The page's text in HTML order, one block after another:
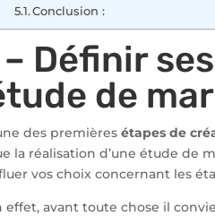
Conclusion :
– Définir
de
des premières étapes de
la réalisation d’une étude de
vos choix concernant les
effet, avant toute chose il